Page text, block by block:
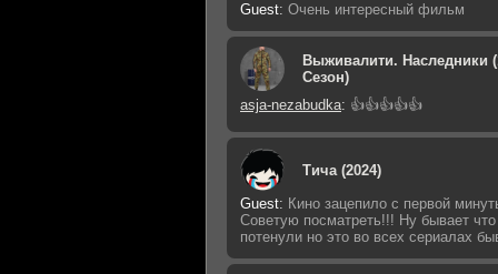
Guest: Очень интересный фильм
Выживалити. Наследники
Сезон)
asja-nezabudka: 👍👍👍👍👍
Тича (2024)
Guest: Кино зацепило с первой
Советую посматреть!!! Ну бывает что
потенули но это во всех сериалах